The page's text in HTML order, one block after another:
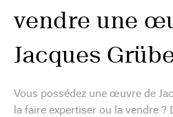
vendre une
Jacques
Vous possédez une œuvre de
la faire expertiser ou la vendre